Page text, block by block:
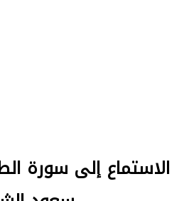
الاستماع إلى سورة